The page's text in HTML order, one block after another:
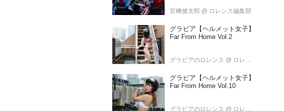
宮﨑健太郎 @ ロレンス編集部
グラビア【ヘルメット女子】
Far From Home Vol.2
グラビアのロレンス @ ロレンス編集部
グラビア【ヘルメット女子】
Far From Home Vol.10
グラビアのロレンス @ ロレンス編集部